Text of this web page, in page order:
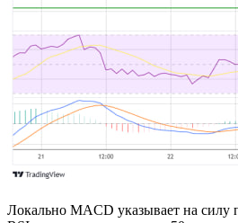
Локально MACD указывает на силу